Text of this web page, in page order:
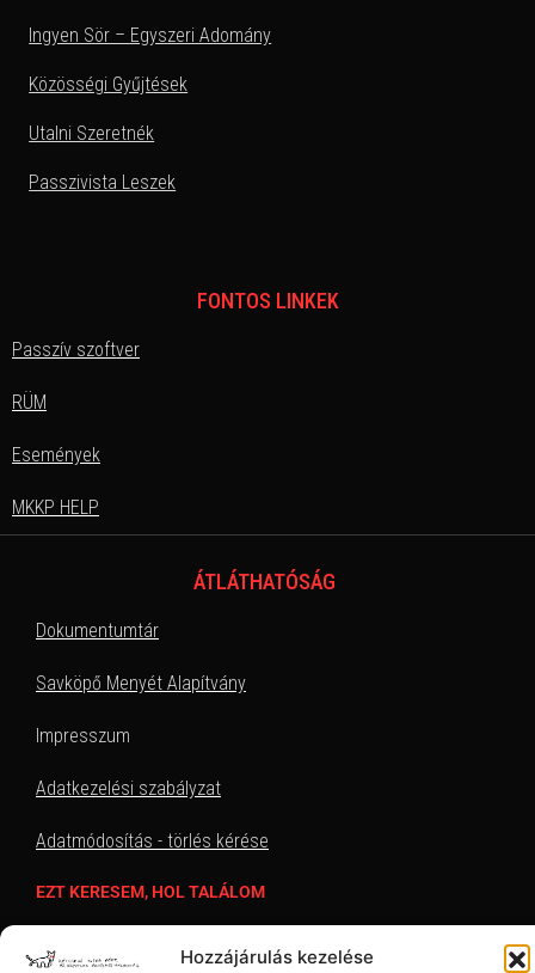
Hozzájárulás kezelése
Ingyen Sör – Egyszeri Adomány
Közösségi Gyűjtések
Utalni Szeretnék
Passzivista Leszek
FONTOS LINKEK
Passzív szoftver
RÜM
Események
MKKP HELP
ÁTLÁTHATÓSÁG
Dokumentumtár
Savköpő Menyét Alapítvány
Impresszum
Adatkezelési szabályzat
Adatmódosítás - törlés kérése
EZT KERESEM, HOL TALÁLOM